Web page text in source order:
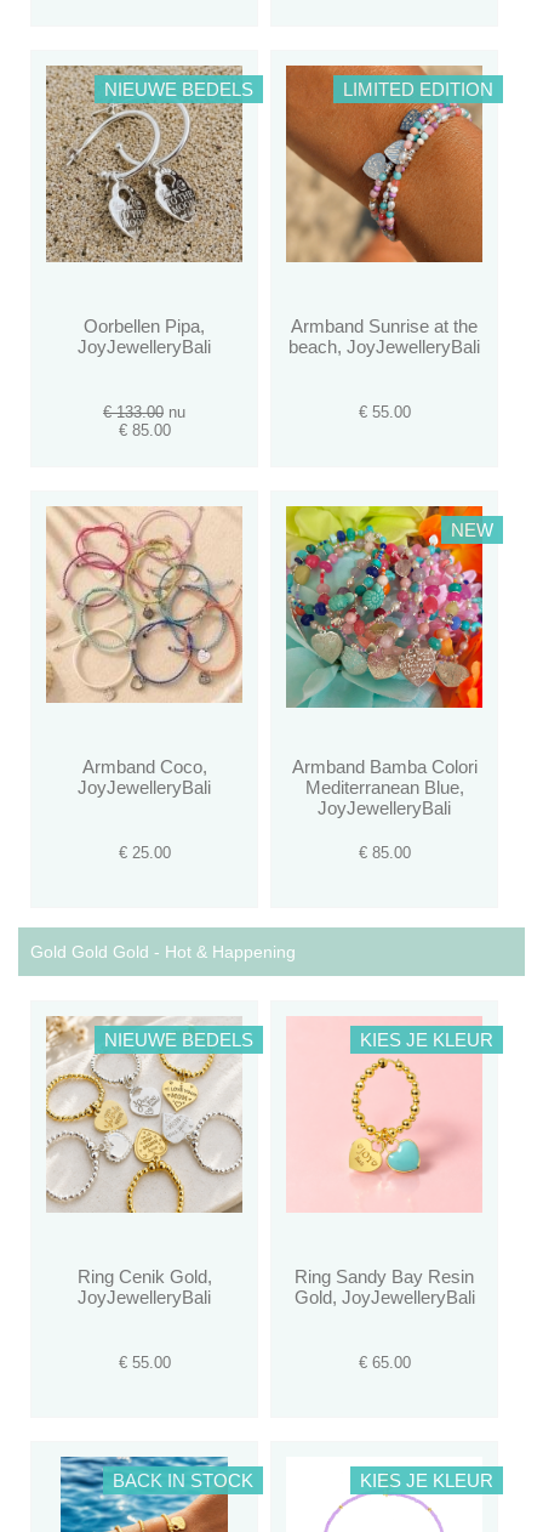
NIEUWE BEDELS
Oorbellen Pipa,
JoyJewelleryBali
€ 133.00 nu
€ 85.00
LIMITED EDITION
Armband Sunrise at the
beach, JoyJewelleryBali
€ 55.00
Armband Coco,
JoyJewelleryBali
€ 25.00
NEW
Armband Bamba Colori
Mediterranean Blue,
JoyJewelleryBali
€ 85.00
Gold Gold Gold - Hot & Happening
NIEUWE BEDELS
Ring Cenik Gold,
JoyJewelleryBali
€ 55.00
KIES JE KLEUR
Ring Sandy Bay Resin
Gold, JoyJewelleryBali
€ 65.00
BACK IN STOCK KIES JE KLEUR